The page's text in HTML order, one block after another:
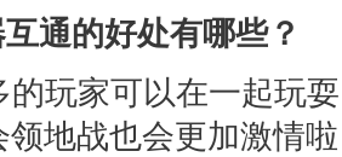
通的好处有哪些？
的玩家可以在一起玩
地战也会更加激情